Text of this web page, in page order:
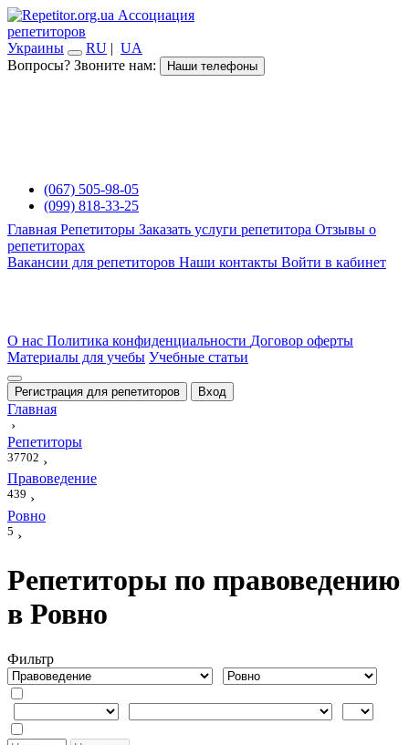
Ассоциация
репетиторов
Украины
RU | UA
Вопросы? Звоните нам:
Наши телефоны
(067) 505-98-05
(099) 818-33-25
Главная Репетиторы Заказать услуги репетитора Отзывы о
репетиторах
Вакансии для репетиторов Наши контакты Войти в кабинет
О нас Политика конфиденциальности Договор оферты
Материалы для учебы Учебные статьи
Регистрация для репетиторов Вход
Главная
›
Репетиторы
37702 ›
Правоведение
439 ›
Ровно
5 ›
Репетиторы по правоведению
в Ровно
Фильтр